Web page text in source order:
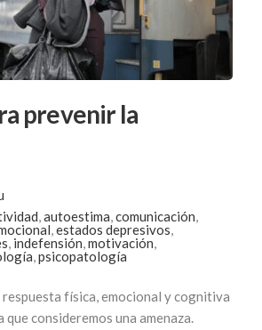
prevenir la
,autoestima,comunicación,
,estados depresivos,
, indefensión,motivación,
,psicopatología
respuesta física, emocional y cognitiva
consideremos una amenaza.